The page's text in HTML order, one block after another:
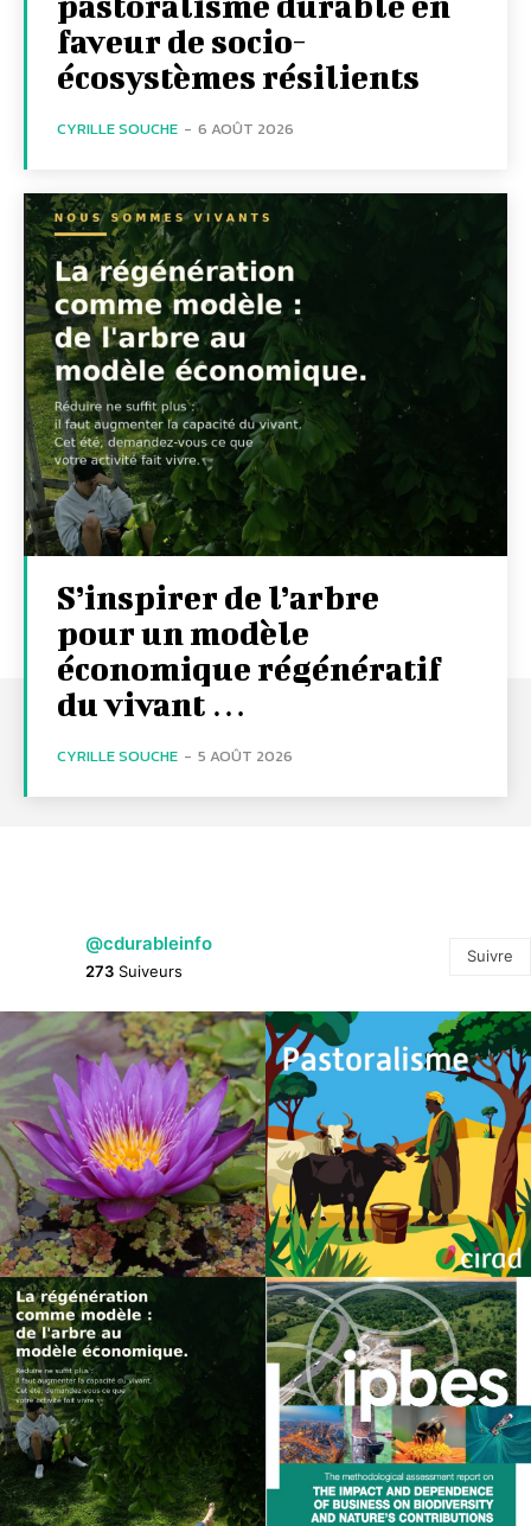
faveur de socio-
écosystèmes résilients
CYRILLE SOUCHE - 6 AOÛT 2026
S’inspirer de l’arbre
pour un modèle
économique régénératif
du vivant …
CYRILLE SOUCHE - 5 AOÛT 2026
@cdurableinfo
273 Suiveurs
Suivre